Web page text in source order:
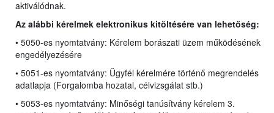
aktiválódnak.
Az alábbi kérelmek elektronikus kitöltésére van lehetőség:
• 5050-es nyomtatvány: Kérelem borászati üzem működésének
engedélyezésére
• 5051-es nyomtatvány: Ügyfél kérelmére történő megrendelés
adatlapja (Forgalomba hozatal, célvizsgálat stb.)
• 5053-es nyomtatvány: Minőségi tanúsítvány kérelem 3.